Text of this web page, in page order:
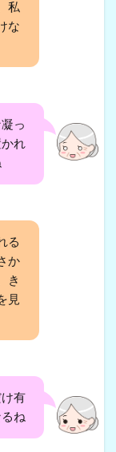
私
な
っ
れ
る
か
き
見
有
ね